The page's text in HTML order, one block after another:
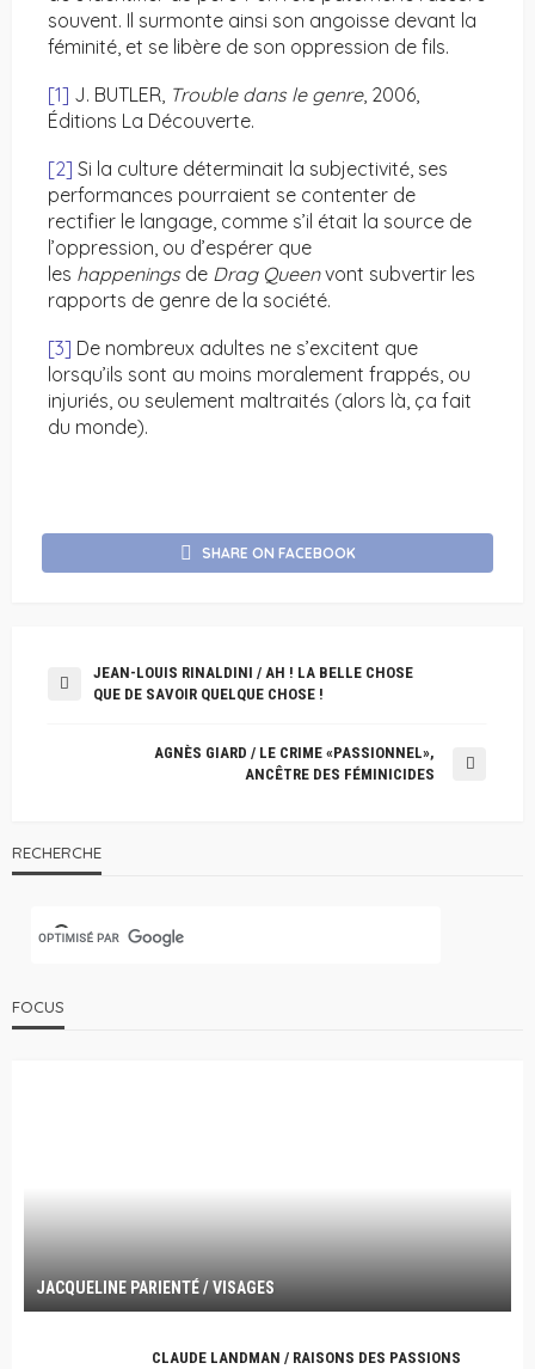
souvent. Il surmonte ainsi son angoisse devant la
féminité, et se libère de son oppression de fils.
[1] J. BUTLER, Trouble dans le genre, 2006,
Éditions La Découverte.
[2] Si la culture déterminait la subjectivité, ses
performances pourraient se contenter de
rectifier le langage, comme s’il était la source de
l’oppression, ou d’espérer que
les happenings de Drag Queenvont subvertir les
rapports de genre de la société.
[3] De nombreux adultes ne s’excitent que
lorsqu’ils sont au moins moralement frappés, ou
injuriés, ou seulement maltraités (alors là, ça fait
du monde).
SHARE ON FACEBOOK
JEAN-LOUIS RINALDINI / AH ! LA BELLE CHOSE
QUE DE SAVOIR QUELQUE CHOSE !
AGNÈS GIARD / LE CRIME «PASSIONNEL»,
ANCÊTRE DES FÉMINICIDES
RECHERCHE
FOCUS
JACQUELINE PARIENTÉ / VISAGES
CLAUDE LANDMAN / RAISONS DES PASSIONS